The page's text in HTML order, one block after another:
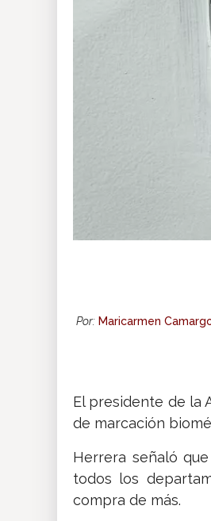
Por: Maricarmen
El presidente de la
de marcación
Herrera señaló
todos los
compra de más.